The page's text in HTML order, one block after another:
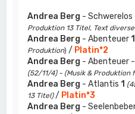
Andrea Berg - Schwerelos
Produktion 13 Titel, Text
Andrea Berg - Abenteuer 1
Produktion) / Platin*2
Andrea Berg - Abenteuer
(52/11/4) - (Musik & Produktion
Andrea Berg - Atlantis 1
13 Titel)/ Platin*3
Andrea Berg -